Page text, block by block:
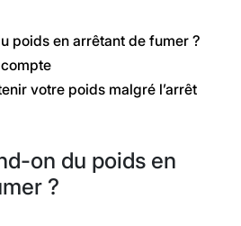
poids en arrêtant de fumer ?
votre poids malgré l’arrêt
on du poids en
?